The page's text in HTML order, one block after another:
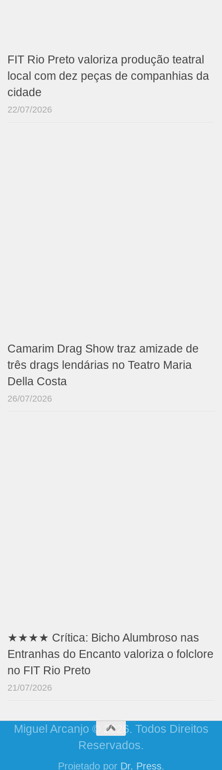
FIT Rio Preto valoriza produção teatral
local com dez peças de companhias da
cidade
22/07/2026
Camarim Drag Show traz amizade de
três drags lendárias no Teatro Maria
Della Costa
26/07/2026
★★★★ Crítica: Bicho Alumbroso nas
Entranhas do Encanto valoriza o folclore
no FIT Rio Preto
21/07/2026
Miguel Arcanjo © 2026. Todos Direitos
Reservados.
Projetado por Dr. Press.